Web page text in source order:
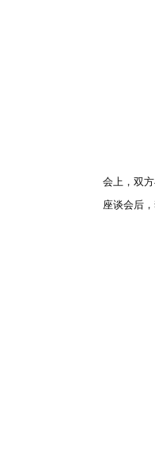
会上，双
座谈会后